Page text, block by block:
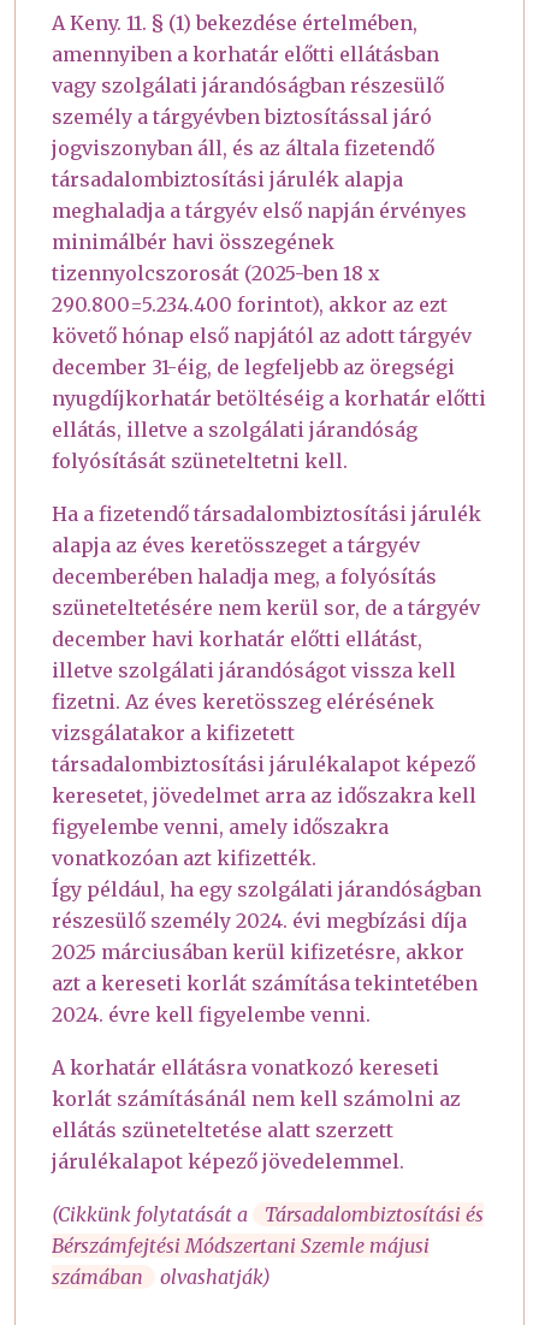
A Keny. 11. § (1) bekezdése értelmében,
amennyiben a korhatár előtti ellátásban
vagy szolgálati járandóságban részesülő
személy a tárgyévben biztosítással járó
jogviszonyban áll, és az általa fizetendő
társadalombiztosítási járulék alapja
meghaladja a tárgyév első napján érvényes
minimálbér havi összegének
tizennyolcszorosát (2025-ben 18 x
290.800=5.234.400 forintot), akkor az ezt
követő hónap első napjától az adott tárgyév
december 31-éig, de legfeljebb az öregségi
nyugdíjkorhatár betöltéséig a korhatár előtti
ellátás, illetve a szolgálati járandóság
folyósítását szüneteltetni kell.
Ha a fizetendő társadalombiztosítási járulék
alapja az éves keretösszeget a tárgyév
decemberében haladja meg, a folyósítás
szüneteltetésére nem kerül sor, de a tárgyév
december havi korhatár előtti ellátást,
illetve szolgálati járandóságot vissza kell
fizetni. Az éves keretösszeg elérésének
vizsgálatakor a kifizetett
társadalombiztosítási járulékalapot képező
keresetet, jövedelmet arra az időszakra kell
figyelembe venni, amely időszakra
vonatkozóan azt kifizették.
Így például, ha egy szolgálati járandóságban
részesülő személy 2024. évi megbízási díja
2025 márciusában kerül kifizetésre, akkor
azt a kereseti korlát számítása tekintetében
2024. évre kell figyelembe venni.
A korhatár ellátásra vonatkozó kereseti
korlát számításánál nem kell számolni az
ellátás szüneteltetése alatt szerzett
járulékalapot képező jövedelemmel.
(Cikkünk folytatását a
Társadalombiztosítási és
Bérszámfejtési Módszertani Szemle májusi
számában
olvashatják)